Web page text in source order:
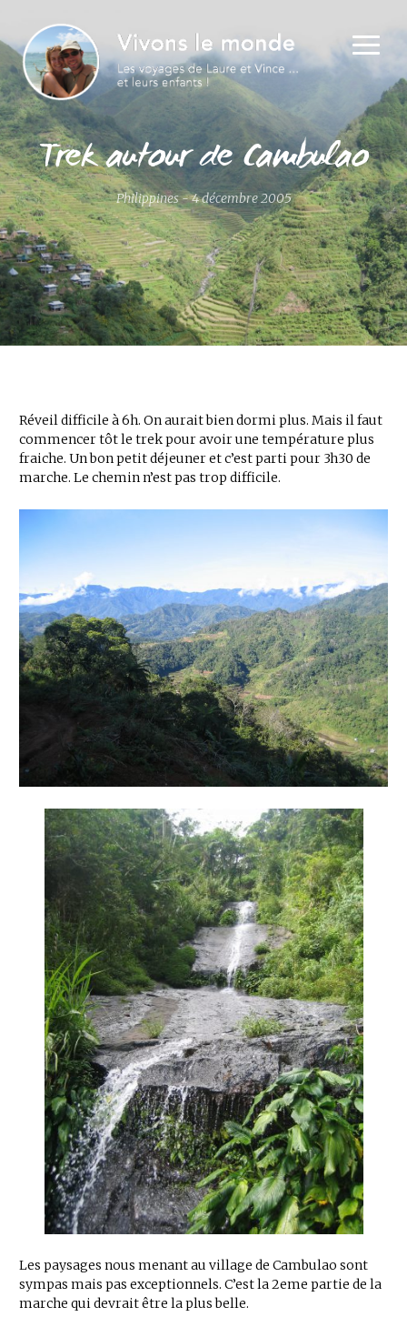
Trek autour de Cambulao
Philippines - 4 décembre 2005
Réveil difficile à 6h. On aurait bien dormi plus. Mais il faut
commencer tôt le trek pour avoir une température plus
fraiche. Un bon petit déjeuner et c’est parti pour 3h30 de
marche. Le chemin n’est pas trop difficile.
Les paysages nous menant au village de Cambulao sont
sympas mais pas exceptionnels. C’est la 2eme partie de la
marche qui devrait être la plus belle.